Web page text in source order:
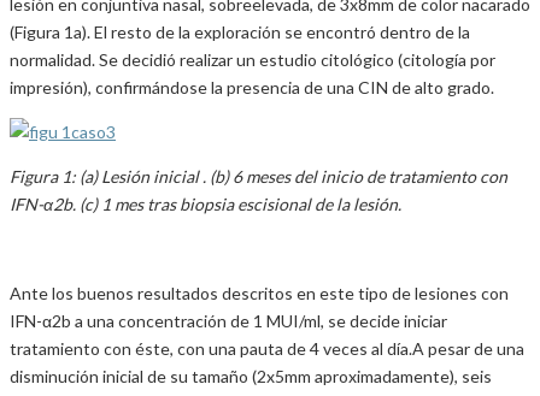
(Figura 1a). El resto de la exploración se encontró dentro de la
normalidad. Se decidió realizar un estudio citológico (citología por
impresión), confirmándose la presencia de una CIN de alto grado.
Figura 1: (a) Lesión inicial . (b) 6 meses del inicio de tratamiento con
IFN-α2b. (c) 1 mes tras biopsia escisional de la lesión.
Ante los buenos resultados descritos en este tipo de lesiones con
IFN-α2b a una concentración de 1 MUI/ml, se decide iniciar
tratamiento con éste, con una pauta de 4 veces al día.A pesar de una
disminución inicial de su tamaño (2x5mm aproximadamente), seis